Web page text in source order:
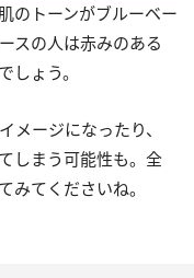
肌のトーンがブルーベー
スの人は赤みのある
ょう。
メージになったり、
しまう可能性も。全
みてくださいね。